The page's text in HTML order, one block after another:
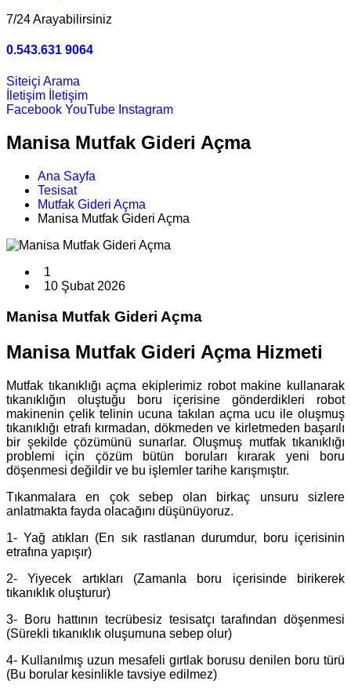
7/24 Arayabilirsiniz
0.543.631 9064
Siteiçi Arama
İletişim
İletişim
Facebook YouTube Instagram
Manisa Mutfak Gideri Açma
Ana Sayfa
Tesisat
Mutfak Gideri Açma
Manisa Mutfak Gideri Açma
1
10 Şubat 2026
Manisa Mutfak Gideri Açma
Manisa Mutfak Gideri Açma Hizmeti
Mutfak tıkanıklığı açma ekiplerimiz robot makine kullanarak
tıkanıklığın oluştuğu boru içerisine gönderdikleri robot
makinenin çelik telinin ucuna takılan açma ucu ile oluşmuş
tıkanıklığı etrafı kırmadan, dökmeden ve kirletmeden başarılı
bir şekilde çözümünü sunarlar. Oluşmuş mutfak tıkanıklığı
problemi için çözüm bütün boruları kırarak yeni boru
döşenmesi değildir ve bu işlemler tarihe karışmıştır.
Tıkanmalara en çok sebep olan birkaç unsuru sizlere
anlatmakta fayda olacağını düşünüyoruz.
1- Yağ atıkları (En sık rastlanan durumdur, boru içerisinin
etrafına yapışır)
2- Yiyecek artıkları (Zamanla boru içerisinde birikerek
tıkanıklık oluşturur)
3- Boru hattının tecrübesiz tesisatçı tarafından döşenmesi
(Sürekli tıkanıklık oluşumuna sebep olur)
4- Kullanılmış uzun mesafeli gırtlak borusu denilen boru türü
(Bu borular kesinlikle tavsiye edilmez)